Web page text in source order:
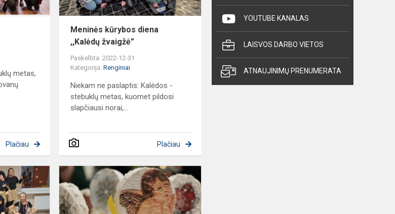
metas,
Plačiau
Meninės kūrybos diena
,,Kalėdų žvaigžė”
Paskelbta: 2022-12-31
Kategorija:Renginiai
Niekam ne paslaptis: Kalėdos -
stebuklų metas, kuomet pildosi
slapčiausi norai,...
Plačiau
KLASIŲ
BENDRUOMENĖS
ŠVENTĖ
laukimo
įkvėptos
YOUTUBE KANALAS
LAISVOS DARBO VIETOS
ATNAUJINIMŲ PRENUMERATA